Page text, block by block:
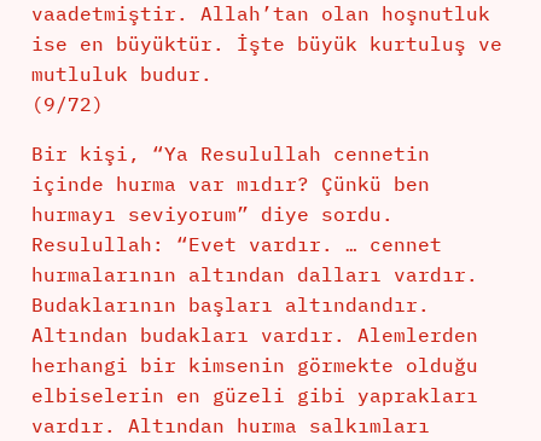
vaadetmiştir. Allah’tan olan hoşnutluk
ise en büyüktür. İşte büyük kurtuluş ve
mutluluk budur.
(9/72)
Bir kişi, “Ya Resulullah cennetin
içinde hurma var mıdır? Çünkü ben
hurmayı seviyorum” diye sordu.
Resulullah: “Evet vardır. … cennet
hurmalarının altından dalları vardır.
Budaklarının başları altındandır.
Altından budakları vardır. Alemlerden
herhangi bir kimsenin görmekte olduğu
elbiselerin en güzeli gibi yaprakları
vardır. Altından hurma salkımları